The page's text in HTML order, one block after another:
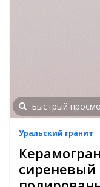
Быстрый
Уральский гранит
сиреневый